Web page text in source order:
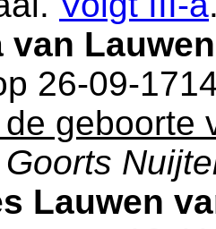
van
26-09-
geboorte
Lauwen